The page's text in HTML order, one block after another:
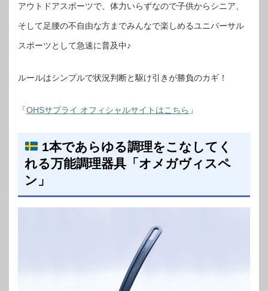
アウトドアスポーツで、体力いらずなので子供からシニア、
そして足腰の不自由な方までみんなで楽しめるユニバーサル
スポーツとして急速に普及中♪
ルールはシンプルで状況判断と駆け引きが勝負のカギ！
「OHSサプライ オフィシャルサイトはこちら 」
1本であらゆる調理をこなしてく
れる万能調理器具「オメガヴィスペ
ン」